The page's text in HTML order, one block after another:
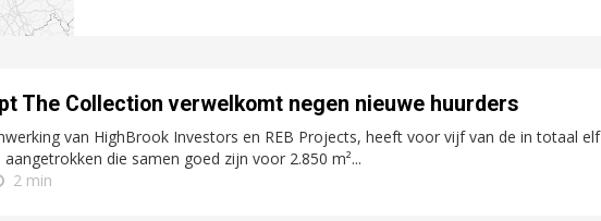
The Collection verwelkomt negen nieuwe huurders
van HighBrook Investors en REB Projects, heeft voor vijf van de in totaal elf
die samen goed zijn voor 2.850 m²...
2 min